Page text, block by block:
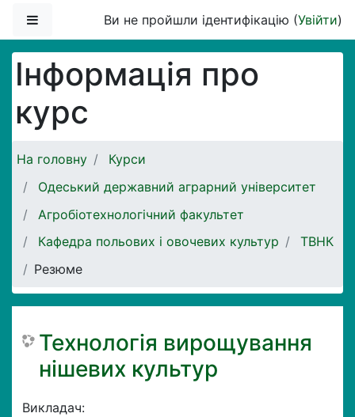
Бокова панельВи не пройшли ідентифікацію (Увійти)
Інформація про
курс
На головну
Курси
Одеський державний аграрний університет
Агробіотехнологічний факультет
Кафедра польових і овочевих культур
ТВНК
Резюме
Технологія вирощування
нішевих культур
Викладач: